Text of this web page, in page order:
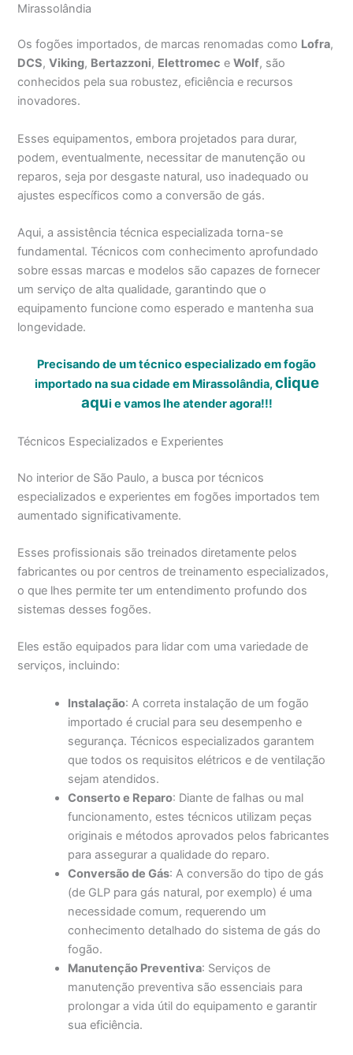
Mirassolândia
Os fogões importados, de marcas renomadas como Lofra,
DCS,Viking, Bertazzoni, Elettromec eWolf, são
conhecidos pela sua robustez, eficiência e recursos
inovadores.
Esses equipamentos, embora projetados para durar,
podem, eventualmente, necessitar de manutenção ou
reparos, seja por desgaste natural, uso inadequado ou
ajustes específicos como a conversão de gás.
Aqui, a assistência técnica especializada torna-se
fundamental. Técnicos com conhecimento aprofundado
sobre essas marcas e modelos são capazes de fornecer
um serviço de alta qualidade, garantindo que o
equipamento funcione como esperado e mantenha sua
longevidade.
Precisando de um técnico especializado em fogão
importado na sua cidade em Mirassolândia,clique
aqui e vamos lhe atender agora!!!
Técnicos Especializados e Experientes
No interior de São Paulo, a busca por técnicos
especializados e experientes em fogões importados tem
aumentado significativamente.
Esses profissionais são treinados diretamente pelos
fabricantes ou por centros de treinamento especializados,
o que lhes permite ter um entendimento profundo dos
sistemas desses fogões.
Eles estão equipados para lidar com uma variedade de
serviços, incluindo:
Instalação: A correta instalação de um fogão
importado é crucial para seu desempenho e
segurança. Técnicos especializados garantem
que todos os requisitos elétricos e de ventilação
sejam atendidos.
Conserto e Reparo: Diante de falhas ou mal
funcionamento, estes técnicos utilizam peças
originais e métodos aprovados pelos fabricantes
para assegurar a qualidade do reparo.
Conversão de Gás: A conversão do tipo de gás
(de GLP para gás natural, por exemplo) é uma
necessidade comum, requerendo um
conhecimento detalhado do sistema de gás do
fogão.
Manutenção Preventiva: Serviços de
manutenção preventiva são essenciais para
prolongar a vida útil do equipamento e garantir
sua eficiência.